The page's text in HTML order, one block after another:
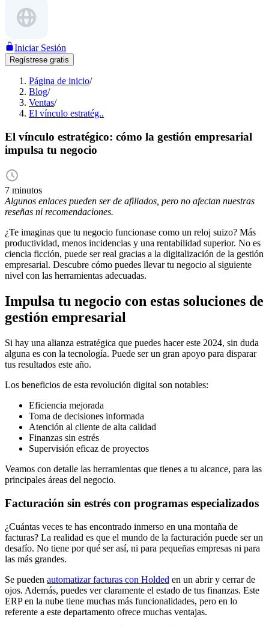
Iniciar Sesión
Regístrese gratis
Página de inicio/
Blog/
Ventas/
El vínculo estratég..
El vínculo estratégico: cómo la gestión empresarial
impulsa tu negocio
7 minutos
Algunos enlaces pueden ser de afiliados, pero no afectan nuestras
reseñas ni recomendaciones.
¿Te imaginas que tu negocio funcionase como un reloj suizo? Más
productividad, menos incidencias y una rentabilidad superior. No es
ciencia ficción, puede ser real gracias a la digitalización de la gestión
empresarial. Descubre cómo puedes llevar tu negocio al siguiente
nivel con las herramientas adecuadas.
Impulsa tu negocio con estas soluciones de
gestión empresarial
Si hay una alianza estratégica que puedes hacer este 2024, sin duda
alguna es con la tecnología. Puede ser un gran apoyo para disparar
tus resultados este año.
Los beneficios de esta revolución digital son notables:
Eficiencia mejorada
Toma de decisiones informada
Atención al cliente de alta calidad
Finanzas sin estrés
Supervisión eficaz de proyectos
Veamos con detalle las herramientas que tienes a tu alcance, para las
principales áreas del negocio.
Facturación sin estrés con programas especializados
¿Cuántas veces te has encontrado inmerso en una montaña de
facturas? La realidad es que el mundo de la facturación puede ser un
desafío. No tiene por qué ser así, ni para pequeñas empresas ni para
las más grandes.
Se pueden automatizar facturas con Holded en un abrir y cerrar de
ojos. Además, puedes ver claramente el estado de tus finanzas. Este
ERP en la nube tiene muchas más funcionalidades, pero en lo
referente a este departamento ofrece muchas ventajas.